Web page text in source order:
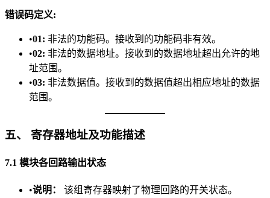
​错误码定义:​
•​​01:​ ​ 非法的功能码。接收到的功能码非有效。
•​​02:​ ​ 非法的数据地址。接收到的数据地址超出允许的地
址范围。
•​​03:​ ​ 非法数据值。接收到的数据值超出相应地址的数据
范围。
​五、 寄存器地址及功能描述​
​7.1 模块各回路输出状态​
•​​说明：​
​ 该组寄存器映射了物理回路的开关状态。